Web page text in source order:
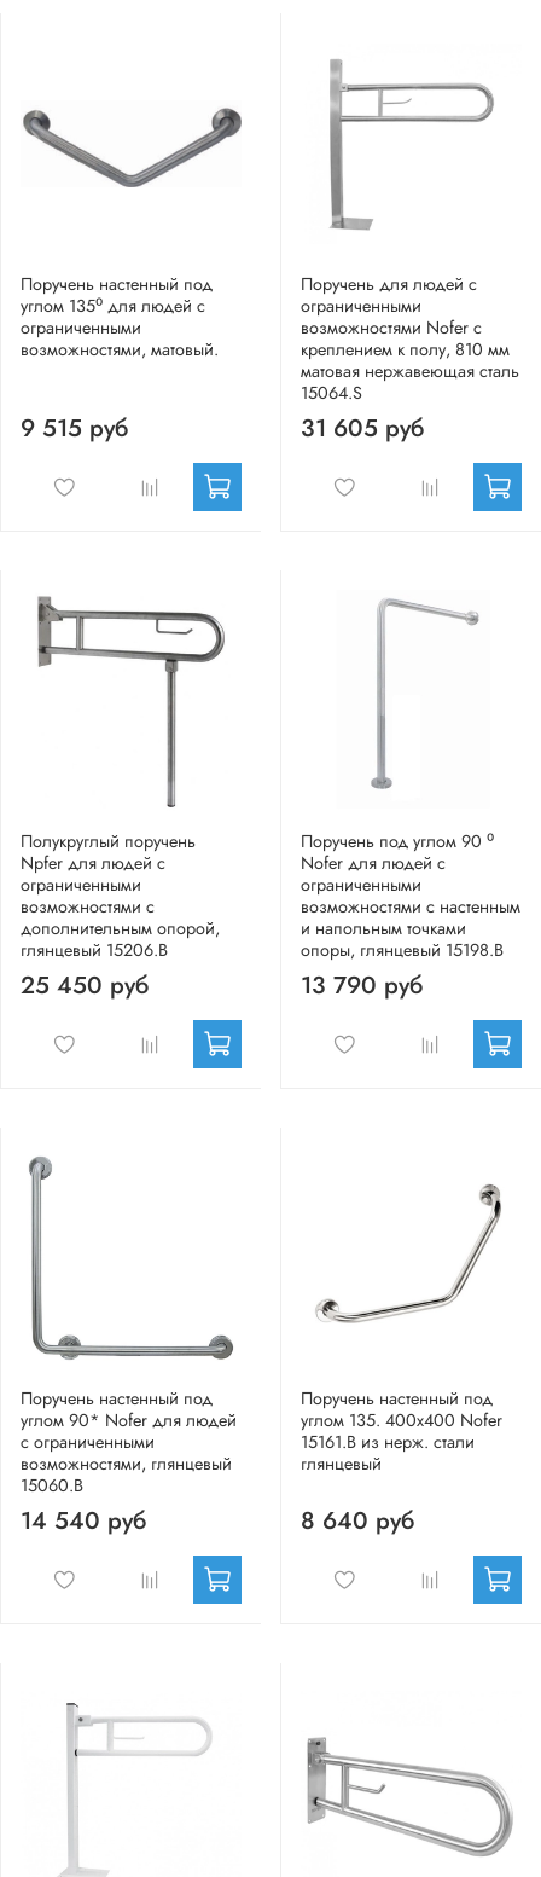
Поручень настенный под
углом 135⁰ для людей с
ограниченными
возможностями, матовый.
9 515 руб
Поручень для людей с
ограниченными
возможностями Nofer с
креплением к полу, 810 мм
матовая нержавеющая сталь
15064.S
31 605 руб
Полукруглый поручень
Npfer для людей с
ограниченными
возможностями с
дополнительным опорой,
глянцевый 15206.B
25 450 руб
Поручень под углом 90 ⁰
Nofer для людей с
ограниченными
возможностями с настенным
и напольным точками
опоры, глянцевый 15198.B
13 790 руб
Поручень настенный под
углом 90* Nofer для людей
с ограниченными
возможностями, глянцевый
15060.B
14 540 руб
Поручень настенный под
углом 135. 400х400 Nofer
15161.B из нерж. стали
глянцевый
8 640 руб